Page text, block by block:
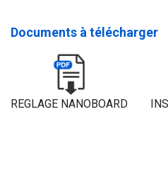
Documents à télécharger
REGLAGE NANOBOARD